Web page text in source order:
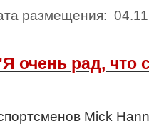
размещения:
очень рад, что
Mick